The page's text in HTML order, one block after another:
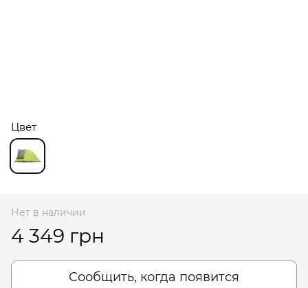
Цвет
Нет в наличии
4 349 грн
Сообщить, когда появится